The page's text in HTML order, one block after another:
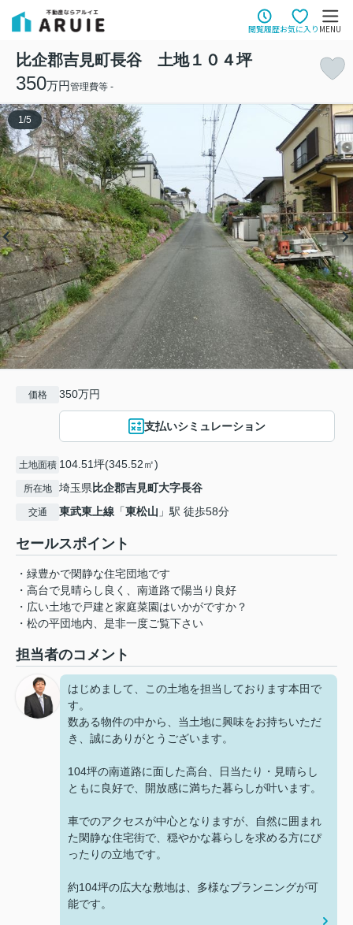
閲覧履歴お気に入り MENU
比企郡吉見町長谷 土地１０４坪
350万円管理費等 -
1/5
価格 350万円
支払いシミュレーション
土地面積 104.51坪(345.52㎡)
所在地 埼玉県比企郡吉見町大字長谷
交通 東武東上線 「東松山 」駅 徒歩58分
セールスポイント
・緑豊かで閑静な住宅団地です
・高台で見晴らし良く、南道路で陽当り良好
・広い土地で戸建と家庭菜園はいかがですか？
・松の平団地内、是非一度ご覧下さい
担当者のコメント
はじめまして、この土地を担当しております本田で
す。
数ある物件の中から、当土地に興味をお持ちいただ
き、誠にありがとうございます。
104坪の南道路に面した高台、日当たり・見晴らし
ともに良好で、開放感に満ちた暮らしが叶います。
車でのアクセスが中心となりますが、自然に囲まれ
た閑静な住宅街で、穏やかな暮らしを求める方にぴ
ったりの立地です。
約104坪の広大な敷地は、多様なプランニングが可
能です。